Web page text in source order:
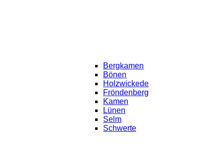
Bergkamen
Bönen
Holzwickede
Fröndenberg
Kamen
Lünen
Selm
Schwerte